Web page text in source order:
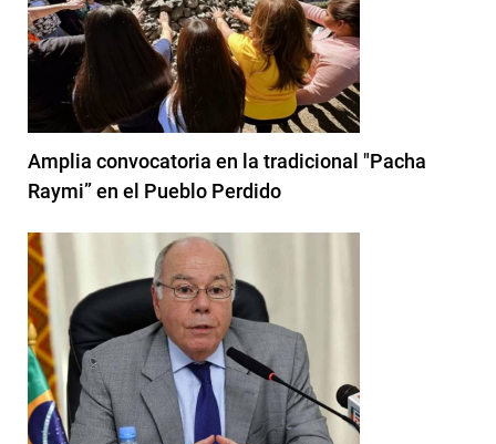
Amplia convocatoria en la tradicional "Pacha
Raymi” en el Pueblo Perdido